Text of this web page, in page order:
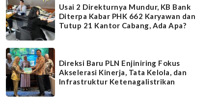
Usai 2 Direkturnya Mundur, KB Bank
Diterpa Kabar PHK 662 Karyawan dan
Tutup 21 Kantor Cabang, Ada Apa?
Direksi Baru PLN Enjiniring Fokus
Akselerasi Kinerja, Tata Kelola, dan
Infrastruktur Ketenagalistrikan